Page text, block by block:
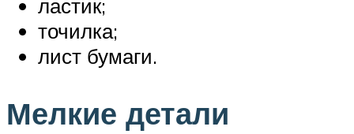
ластик;
точилка;
лист бумаги.
Мелкие детали